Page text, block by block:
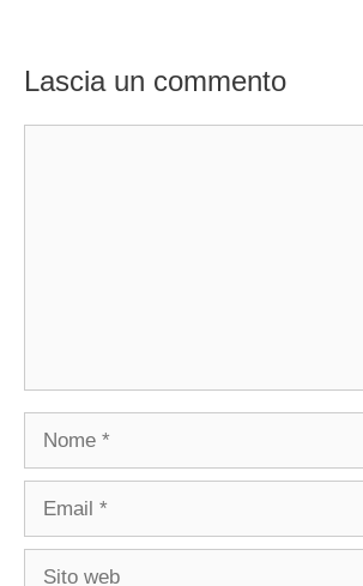
Lascia un commento